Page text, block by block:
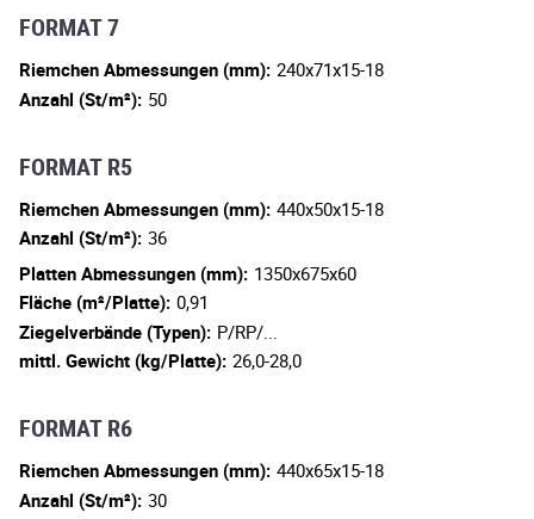
FORMAT 7
Riemchen Abmessungen (mm): 240x71x15-18
Anzahl (St/m²): 50
FORMAT R5
Riemchen Abmessungen (mm): 440x50x15-18
Anzahl (St/m²): 36
Platten Abmessungen (mm): 1350x675x60
Fläche (m²/Platte): 0,91
Ziegelverbände (Typen): P/RP/...
mittl. Gewicht (kg/Platte): 26,0-28,0
FORMAT R6
Riemchen Abmessungen (mm): 440x65x15-18
Anzahl (St/m²): 30